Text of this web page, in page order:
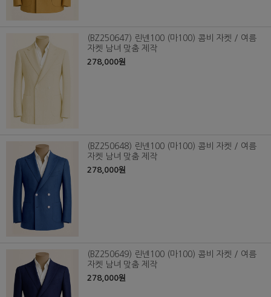
(BZ250647) 린넨100 (마100) 콤비 자켓 / 여름
자켓 남녀 맞춤 제작
278,000원
(BZ250648) 린넨100 (마100) 콤비 자켓 / 여름
자켓 남녀 맞춤 제작
278,000원
(BZ250649) 린넨100 (마100) 콤비 자켓 / 여름
자켓 남녀 맞춤 제작
278,000원